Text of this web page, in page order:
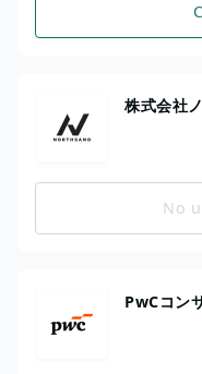
株式会社
No
PwCコン